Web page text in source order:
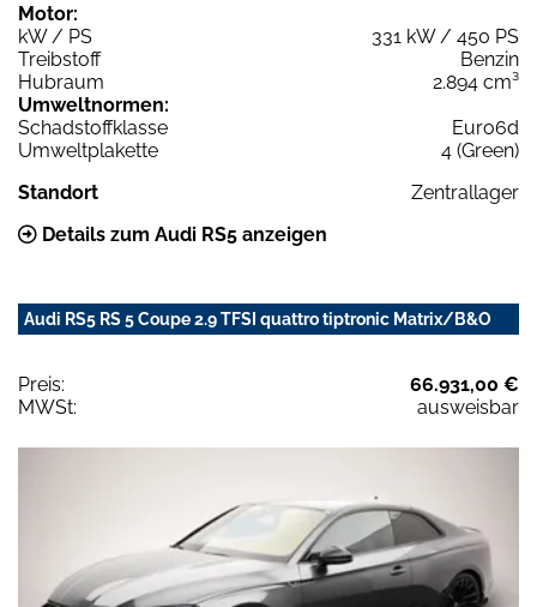
Motor:
kW / PS
331 kW / 450 PS
Treibstoff
Benzin
Hubraum
2.894 cm³
Umweltnormen:
Schadstoffklasse
Euro6d
Umweltplakette
4 (Green)
Standort
Zentrallager
Details zum Audi RS5 anzeigen
Audi RS5 RS 5 Coupe 2.9 TFSI quattro tiptronic Matrix/B&O
Preis:
66.931,00 €
MWSt:
ausweisbar